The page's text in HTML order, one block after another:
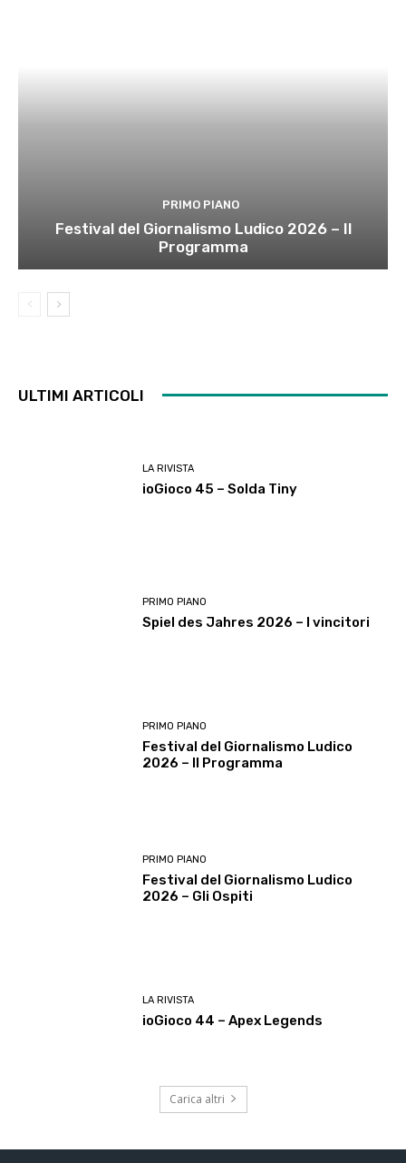
PRIMO PIANO
Festival del Giornalismo Ludico 2026 – Il
Programma
ULTIMI ARTICOLI
LA RIVISTA
ioGioco 45 – Solda Tiny
PRIMO PIANO
Spiel des Jahres 2026 – I vincitori
PRIMO PIANO
Festival del Giornalismo Ludico
2026 – Il Programma
PRIMO PIANO
Festival del Giornalismo Ludico
2026 – Gli Ospiti
LA RIVISTA
ioGioco 44 – Apex Legends
Carica altri